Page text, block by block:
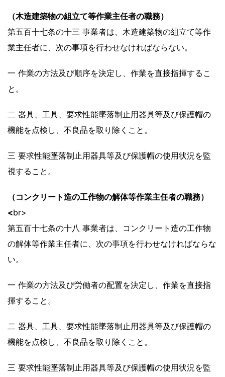
（木造建築物の組立て等作業主任者の職務）
第五百十七条の十三 事業者は、木造建築物の組立て等作
業主任者に、次の事項を行わせなければならない。
一 作業の方法及び順序を決定し、作業を直接指揮するこ
と。
二 器具、工具、要求性能墜落制止用器具等及び保護帽の
機能を点検し、不良品を取り除くこと。
三 要求性能墜落制止用器具等及び保護帽の使用状況を監
視すること。
（コンクリート造の工作物の解体等作業主任者の職務）
<br>
第五百十七条の十八 事業者は、コンクリート造の工作物
の解体等作業主任者に、次の事項を行わせなければならな
い。
一 作業の方法及び労働者の配置を決定し、作業を直接指
揮すること。
二 器具、工具、要求性能墜落制止用器具等及び保護帽の
機能を点検し、不良品を取り除くこと。
三 要求性能墜落制止用器具等及び保護帽の使用状況を監